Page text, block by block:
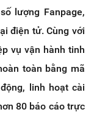
lượng Fanpage,
điện tử. Cùng với
vụ vận hành tinh
toàn bằng mã
linh hoạt cài
80 báo cáo trực